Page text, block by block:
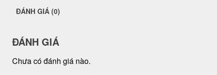
ĐÁNH GIÁ (0)
ĐÁNH GIÁ
Chưa có đánh giá nào.